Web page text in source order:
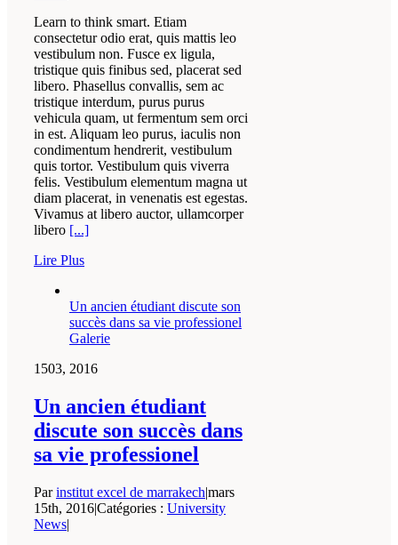
Learn to think smart. Etiam
consectetur odio erat, quis mattis leo
vestibulum non. Fusce ex ligula,
tristique quis finibus sed, placerat sed
libero. Phasellus convallis, sem ac
tristique interdum, purus purus
vehicula quam, ut fermentum sem orci
in est. Aliquam leo purus, iaculis non
condimentum hendrerit, vestibulum
quis tortor. Vestibulum quis viverra
felis. Vestibulum elementum magna ut
diam placerat, in venenatis est egestas.
Vivamus at libero auctor, ullamcorper
libero [...]
Lire Plus
Un ancien étudiant discute son
succès dans sa vie professionel
Galerie
1503, 2016
Un ancien étudiant
discute son succès dans
sa vie professionel
Parinstitut excel de marrakech|mars
15th, 2016|Catégories : University
News|